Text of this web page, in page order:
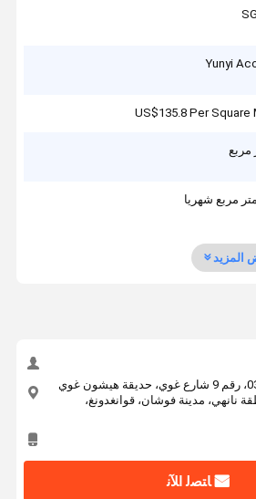
Yunyi
US$135.8 Per Square
المزيد
العنوان: ورشة العمل رقم 03، رقم 9 شارع غوي، حديقة هيشون غوي
نانهي، مدينة فوشان، قوانغدونغ،
ﺎﺘﺼﻟ ﺍﻶﻧ